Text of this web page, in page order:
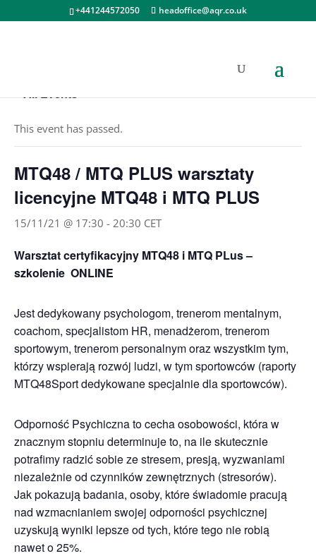
+441244572050 headoffice@aqr.co.uk
« All Events
This event has passed.
MTQ48 / MTQ PLUS warsztaty
licencyjne MTQ48 i MTQ PLUS
15/11/21 @ 17:30 - 20:30 CET
Warsztat certyfikacyjny MTQ48 i MTQ PLus –
szkolenie ONLINE
Jest dedykowany psychologom, trenerom mentalnym,
coachom, specjalistom HR, menadżerom, trenerom
sportowym, trenerom personalnym oraz wszystkim tym,
którzy wspierają rozwój ludzi, w tym sportowców (raporty
MTQ48Sport dedykowane specjalnie dla sportowców).
Odporność Psychiczna to cecha osobowości, która w
znacznym stopniu determinuje to, na ile skutecznie
potrafimy radzić sobie ze stresem, presją, wyzwaniami
niezależnie od czynników zewnętrznych (stresorów).
Jak pokazują badania, osoby, które świadomie pracują
nad wzmacnianiem swojej odporności psychicznej
uzyskują wyniki lepsze od tych, które tego nie robią
nawet o 25%.